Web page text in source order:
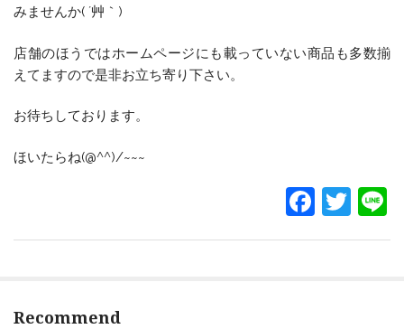
みませんか( ´艸｀)
店舗のほうではホームページにも載っていない商品も多数揃
えてますので是非お立ち寄り下さい。
お待ちしております。
ほいたらね(@^^)/~~~
F T
Recommend